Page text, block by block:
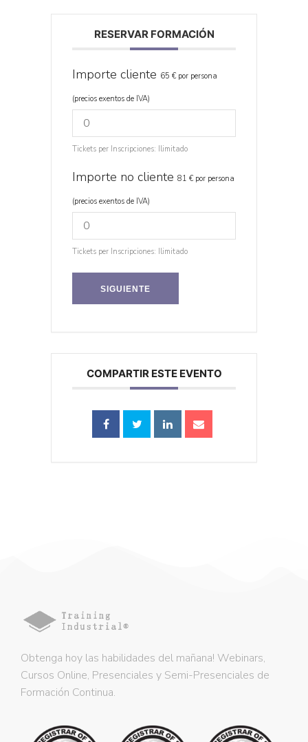
RESERVAR FORMACIÓN
Importe cliente 65 € por persona
(precios exentos de IVA)
Tickets per Inscripciones: Ilimitado
Importe no cliente 81 € por persona
(precios exentos de IVA)
Tickets per Inscripciones: Ilimitado
SIGUIENTE
COMPARTIR ESTE EVENTO
Obtenga hoy las habilidades del mañana! Webinars,
Cursos Online, Presenciales y Semi-Presenciales de
Formación Continua.